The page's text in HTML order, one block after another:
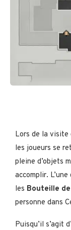
Lors de la visite
les joueurs se
pleine d’objets
accomplir.
les Bouteille
personne dans
Puisqu’il s’agit